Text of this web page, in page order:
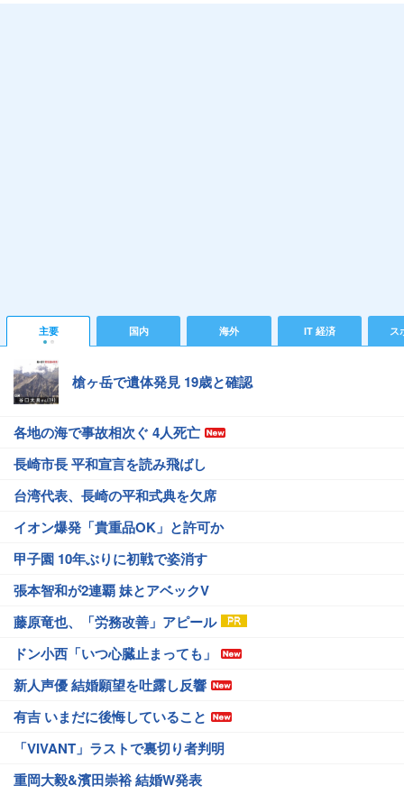
主要 国内 海外 IT 経済 ス
槍ヶ岳で遺体発見 19歳と確認
各地の海で事故相次ぐ 4人死亡
長崎市長 平和宣言を読み飛ばし
台湾代表、長崎の平和式典を欠席
イオン爆発「貴重品OK」と許可か
甲子園 10年ぶりに初戦で姿消す
張本智和が2連覇 妹とアベックV
藤原竜也、「労務改善」アピール
ドン小西「いつ心臓止まっても」
新人声優 結婚願望を吐露し反響
有吉 いまだに後悔していること
「VIVANT」ラストで裏切り者判明
重岡大毅&濱田崇裕 結婚W発表